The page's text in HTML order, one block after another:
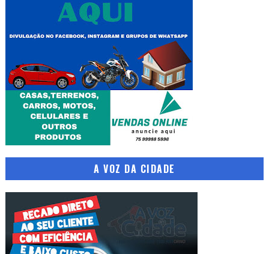
A VOZ DA CIDADE